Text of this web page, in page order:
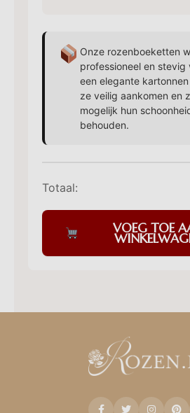
Onze rozenboeketten
professioneel en stevig
een elegante
ze veilig aankomen en
mogelijk hun
behouden.
Totaal:
VOEG TOE